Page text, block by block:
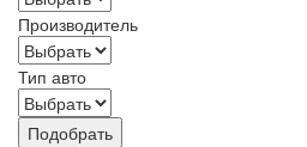
Производитель
Тип авто
Подобрать